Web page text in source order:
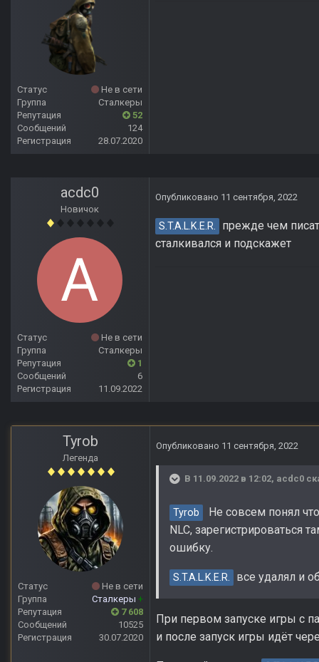
Статус
Не в сети
Группа
Сталкеры
Репутация
52
Сообщений
124
Регистрация
28.07.2020
acdc0
Новичок
Статус
Не в сети
Группа
Сталкеры
Репутация
1
Сообщений
6
Регистрация
11.09.2022
Опубликовано 11 сентября, 2022
S.T.A.L.K.E.R.
прежде чем
сталкивался и подскажет
Tyrob
Легенда
Статус
Не в сети
Группа
Сталкеры +
Репутация
7 608
Сообщений
10525
Регистрация
30.07.2020
Опубликовано 11 сентября, 2022
В 11.09.2022 в 12:02, acdc0
Tyrob
Не совсем понял
NLC, зарегистрироваться
ошибку.
S.T.A.L.K.E.R. все удалял и
При первом запуске игры с
и после запуск игры идёт